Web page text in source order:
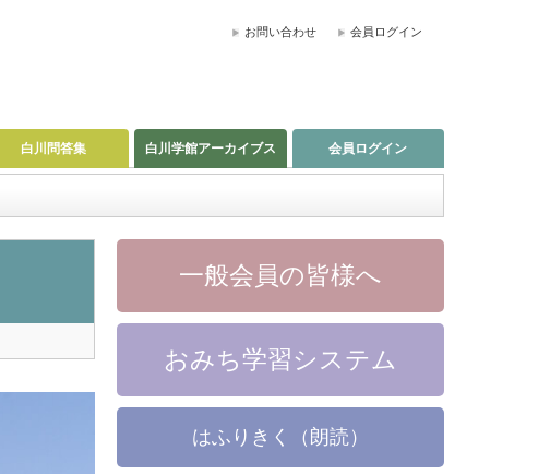
お問い合わせ 会員ログイン
白川問答集 白川学館アーカイブス 会員ログイン
一般会員の皆様へ
おみち学習システム
はふりきく（朗読）